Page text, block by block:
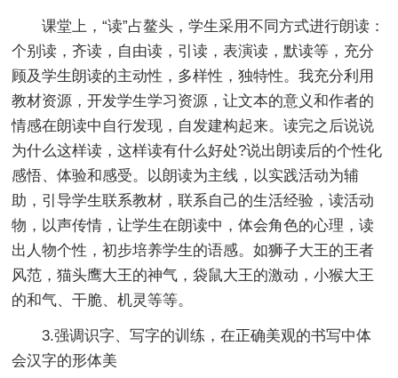
课堂上，“读”占鳌头，学生采用不同方式进行朗读：
个别读，齐读，自由读，引读，表演读，默读等，充分
顾及学生朗读的主动性，多样性，独特性。我充分利用
教材资源，开发学生学习资源，让文本的意义和作者的
情感在朗读中自行发现，自发建构起来。读完之后说说
为什么这样读，这样读有什么好处?说出朗读后的个性化
感悟、体验和感受。以朗读为主线，以实践活动为辅
助，引导学生联系教材，联系自己的生活经验，读活动
物，以声传情，让学生在朗读中，体会角色的心理，读
出人物个性，初步培养学生的语感。如狮子大王的王者
风范，猫头鹰大王的神气，袋鼠大王的激动，小猴大王
的和气、干脆、机灵等等。
3.强调识字、写字的训练，在正确美观的书写中体
会汉字的形体美